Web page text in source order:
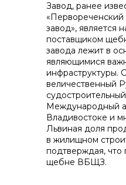
контакты
Контакты
Завод, ранее
завод», является
поставщиком
завода лежит в
являющимися
инфраструктуры.
величественный
Международный
Владивостоке и
Львиная доля
в жилищном
подтверждая, что
щебне ВБЩЗ.